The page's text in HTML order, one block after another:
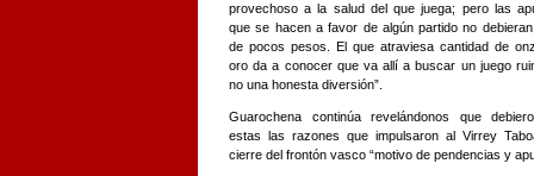
provechoso a la salud del que juega; pero las
que se hacen a favor de algún partido no
de pocos pesos. El que atraviesa cantidad de
oro da a conocer que va allí a buscar un juego
no una honesta diversión”.
Guarochena continúa revelándonos que
estas las razones que impulsaron al Virrey
cierre del frontón vasco “motivo de pendencias y